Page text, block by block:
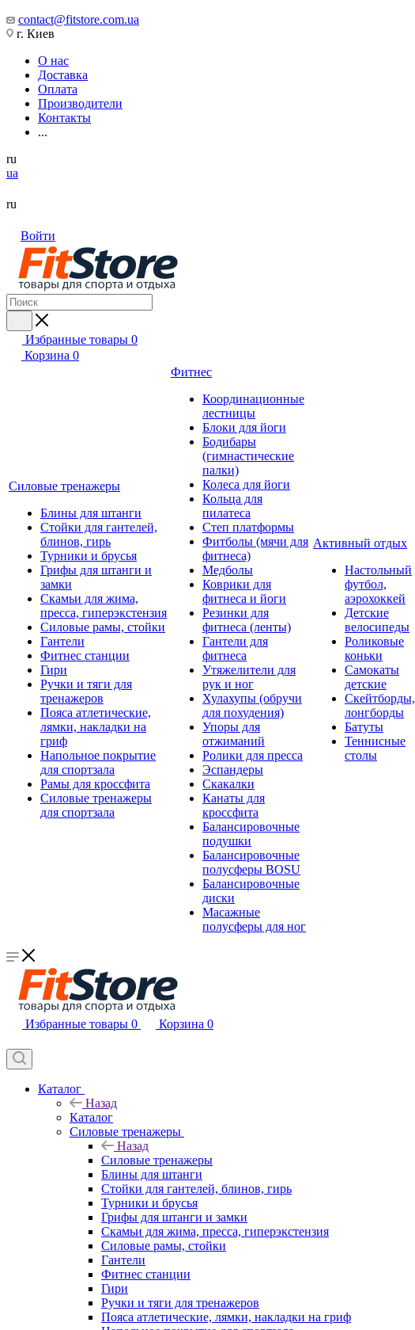
contact@fitstore.com.ua
г. Киев
О нас
Доставка
Оплата
Производители
Контакты
...
ru
ua
ru
Войти
Избранные товары 0
Корзина 0
Силовые тренажеры
Блины для штанги
Стойки для гантелей,
блинов, гирь
Турники и брусья
Грифы для штанги и
замки
Скамьи для жима,
пресса, гиперэкстензия
Силовые рамы, стойки
Гантели
Фитнес станции
Гири
Ручки и тяги для
тренажеров
Пояса атлетические,
лямки, накладки на
гриф
Напольное покрытие
для спортзала
Рамы для кроссфита
Силовые тренажеры
для спортзала
Фитнес
Координационные
лестницы
Блоки для йоги
Бодибары
(гимнастические
палки)
Колеса для йоги
Кольца для
пилатеса
Степ платформы
Фитболы (мячи для
фитнеса)
Медболы
Коврики для
фитнеса и йоги
Резинки для
фитнеса (ленты)
Гантели для
фитнеса
Утяжелители для
рук и ног
Хулахупы (обручи
для похудения)
Упоры для
отжиманий
Ролики для пресса
Эспандеры
Скакалки
Канаты для
кроссфита
Балансировочные
подушки
Балансировочные
полусферы BOSU
Балансировочные
диски
Масажные
полусферы для ног
Активный отдых
Настольный
футбол,
аэрохоккей
Детские
велосипеды
Роликовые
коньки
Самокаты
детские
Скейтборды,
лонгборды
Батуты
Теннисные
столы
Избранные товары 0 Корзина 0
Каталог
Назад
Каталог
Силовые тренажеры
Назад
Силовые тренажеры
Блины для штанги
Стойки для гантелей, блинов, гирь
Турники и брусья
Грифы для штанги и замки
Скамьи для жима, пресса, гиперэкстензия
Силовые рамы, стойки
Гантели
Фитнес станции
Гири
Ручки и тяги для тренажеров
Пояса атлетические, лямки, накладки на гриф